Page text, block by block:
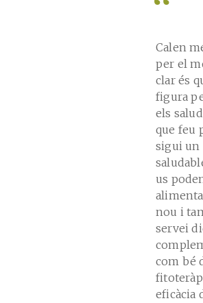
Calen
per el
clar és
figura
els
que feu
sigui un
us
nou i
servei
com bé
eficàcia